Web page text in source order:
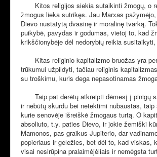
Kitos religijos siekia sutaikinti žmogų, o
žmogus lieka sutrikęs. Jau Marxas
Dievo nustatytą dvasinę ir moralinę tvarką.
puikybė, pavydas ir godumas, vietoj to, kad
krikščionybėje dėl nedorybių reikia
Kitas religinio kapitalizmo bruožas yra
trūkumui užpildyti, tačiau religinis
su troškimu, kuris dega nepasotinamas
Taip pat derėtų atkreipti dėmesį į pinigų
ir nebūtų skurdu bei netektimi nubaustas,
kurie senovėje išreiškė žmogaus turtą. O
absoliuto, t.y. paties Dievo, ir jokie žemiški
Mamonos, pas graikus Jupiterio, dar
popieriaus ir geležies, bet dėl to, kad viskas,
visai nesirūpina pralaimėjėliais ir nemėgsta